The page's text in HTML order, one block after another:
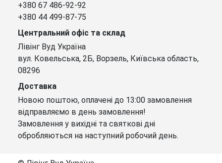
+380 67 486-92-92
+380 44 499-87-75
Центральний офіс та склад
Лівінг Вуд Україна
вул. Ковельська, 2Б, Ворзель, Київська область,
08296
Доставка
Новою поштою, оплачені до 13:00 замовлення
відправляємо в день замовлення!
Замовлення у вихідні та святкові дні
обробляються на наступний робочий день.